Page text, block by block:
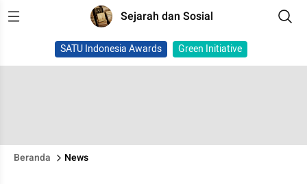
Sejarah dan Sosial
SATU Indonesia Awards Green Initiative
Beranda News